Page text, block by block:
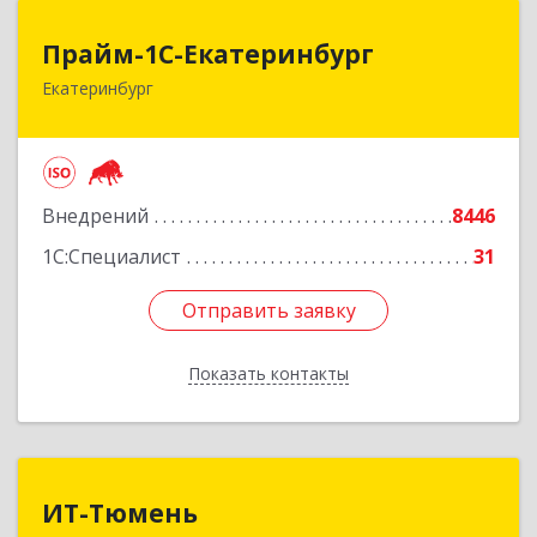
Прайм-1С-Екатеринбург
Екатеринбург
Внедрений
8446
1С:Специалист
31
Отправить заявку
Показать контакты
Прайм-1С-Екатеринбург
620142, Свердловская обл, Екатеринбург г, 8
Отправить заявку
Назад
ИТ-Тюмень